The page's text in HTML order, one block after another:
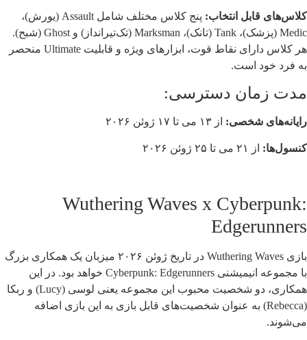
کلاس‌های قابل انتخاب:
پنج کلاس مختلف شامل Assault (یورش)،
Medic (پزشک)، Tank (تانک)، Marksman (تک‌تیرانداز) و Ghost (شبح).
هر کلاس دارای نقاط قوت، ابزارهای ویژه و قابلیت Ultimate منحصر
به فرد خود است.
مدت زمان دسترسی:
رایانه‌های شخصی: از ۱۳ می تا ۱۷ ژوئن ۲۰۲۶
کنسول‌ها: از ۲۱ می تا ۲۵ ژوئن ۲۰۲۶
Wuthering Waves x Cyberpunk:
Edgerunners
بازی Wuthering Waves در تاریخ ژوئن ۲۰۲۶ میزبان یک همکاری بزرگ
با مجموعه انیمیشنی Cyberpunk: Edgerunners خواهد بود. در این
همکاری، دو شخصیت محبوب این مجموعه یعنی لوسی (Lucy) و ربکا
(Rebecca) به عنوان شخصیت‌های قابل بازی به این بازی اضافه
می‌شوند.